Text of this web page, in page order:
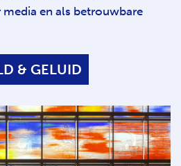
en als betrouwbare
& GELUID